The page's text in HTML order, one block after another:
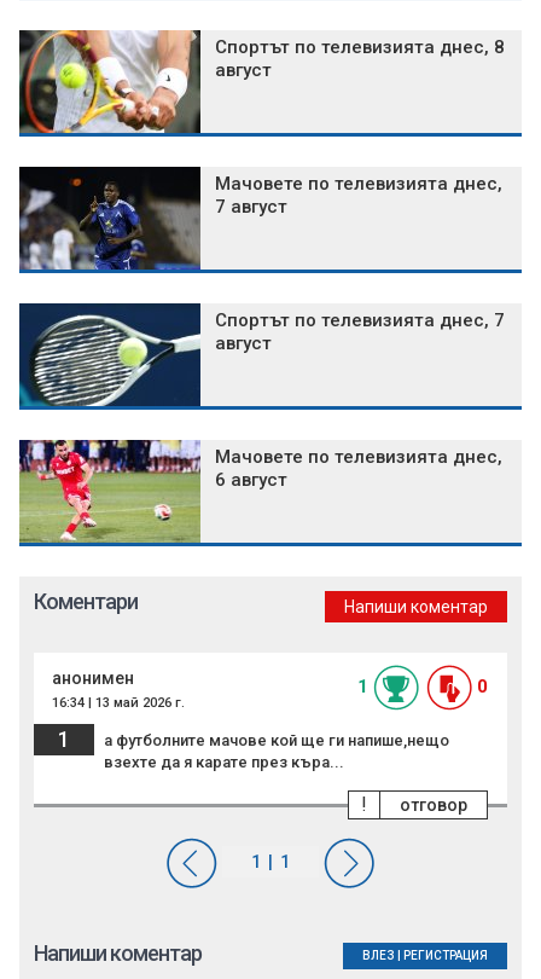
Спортът по телевизията днес, 8
август
Мачовете по телевизията днес,
7 август
Спортът по телевизията днес, 7
август
Мачовете по телевизията днес,
6 август
Коментари Напиши коментар
анонимен
16:34 | 13 май 2026 г.
1 0
1
а футболните мачове кой ще ги напише,нещо
взехте да я карате през къра...
отговор
!
Напиши коментар ВЛЕЗ РЕГИСТРАЦИЯ